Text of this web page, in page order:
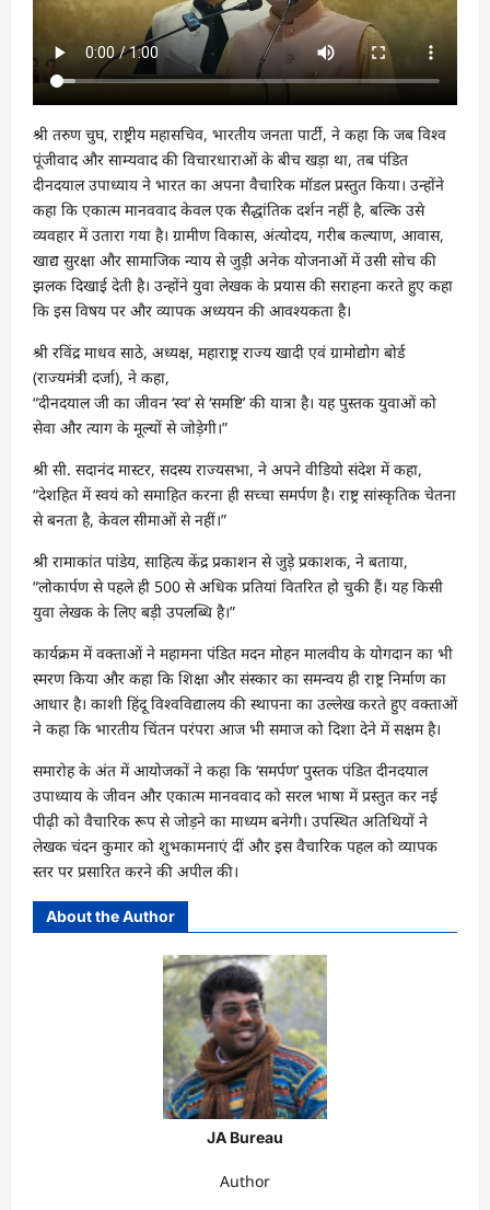
श्री तरुण चुघ, राष्ट्रीय महासचिव, भारतीय जनता पार्टी, ने कहा कि जब विश्व
पूंजीवाद और साम्यवाद की विचारधाराओं के बीच खड़ा था, तब पंडित
दीनदयाल उपाध्याय ने भारत का अपना वैचारिक मॉडल प्रस्तुत किया। उन्होंने
कहा कि एकात्म मानववाद केवल एक सैद्धांतिक दर्शन नहीं है, बल्कि उसे
व्यवहार में उतारा गया है। ग्रामीण विकास, अंत्योदय, गरीब कल्याण, आवास,
खाद्य सुरक्षा और सामाजिक न्याय से जुड़ी अनेक योजनाओं में उसी सोच की
झलक दिखाई देती है। उन्होंने युवा लेखक के प्रयास की सराहना करते हुए कहा
कि इस विषय पर और व्यापक अध्ययन की आवश्यकता है।
श्री रविंद्र माधव साठे, अध्यक्ष, महाराष्ट्र राज्य खादी एवं ग्रामोद्योग बोर्ड
(राज्यमंत्री दर्जा), ने कहा,
“दीनदयाल जी का जीवन ‘स्व’ से ‘समष्टि’ की यात्रा है। यह पुस्तक युवाओं को
सेवा और त्याग के मूल्यों से जोड़ेगी।”
श्री सी. सदानंद मास्टर, सदस्य राज्यसभा, ने अपने वीडियो संदेश में कहा,
“देशहित में स्वयं को समाहित करना ही सच्चा समर्पण है। राष्ट्र सांस्कृतिक चेतना
से बनता है, केवल सीमाओं से नहीं।”
श्री रामाकांत पांडेय, साहित्य केंद्र प्रकाशन से जुड़े प्रकाशक, ने बताया,
“लोकार्पण से पहले ही 500 से अधिक प्रतियां वितरित हो चुकी हैं। यह किसी
युवा लेखक के लिए बड़ी उपलब्धि है।”
कार्यक्रम में वक्ताओं ने महामना पंडित मदन मोहन मालवीय के योगदान का भी
स्मरण किया और कहा कि शिक्षा और संस्कार का समन्वय ही राष्ट्र निर्माण का
आधार है। काशी हिंदू विश्वविद्यालय की स्थापना का उल्लेख करते हुए वक्ताओं
ने कहा कि भारतीय चिंतन परंपरा आज भी समाज को दिशा देने में सक्षम है।
समारोह के अंत में आयोजकों ने कहा कि ‘समर्पण’ पुस्तक पंडित दीनदयाल
उपाध्याय के जीवन और एकात्म मानववाद को सरल भाषा में प्रस्तुत कर नई
पीढ़ी को वैचारिक रूप से जोड़ने का माध्यम बनेगी। उपस्थित अतिथियों ने
लेखक चंदन कुमार को शुभकामनाएं दीं और इस वैचारिक पहल को व्यापक
स्तर पर प्रसारित करने की अपील की।
About the Author
JA Bureau
Author